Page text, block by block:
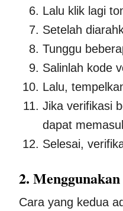
Lalu klik lagi
Setelah
Tunggu
Salinlah kode
Lalu,
Jika verifikasi
dapat
Selesai,
2.
Cara yang kedua